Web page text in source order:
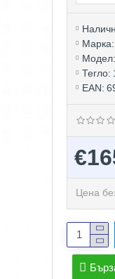
Марка:
Модел:
Тегло:
EAN:
Цена